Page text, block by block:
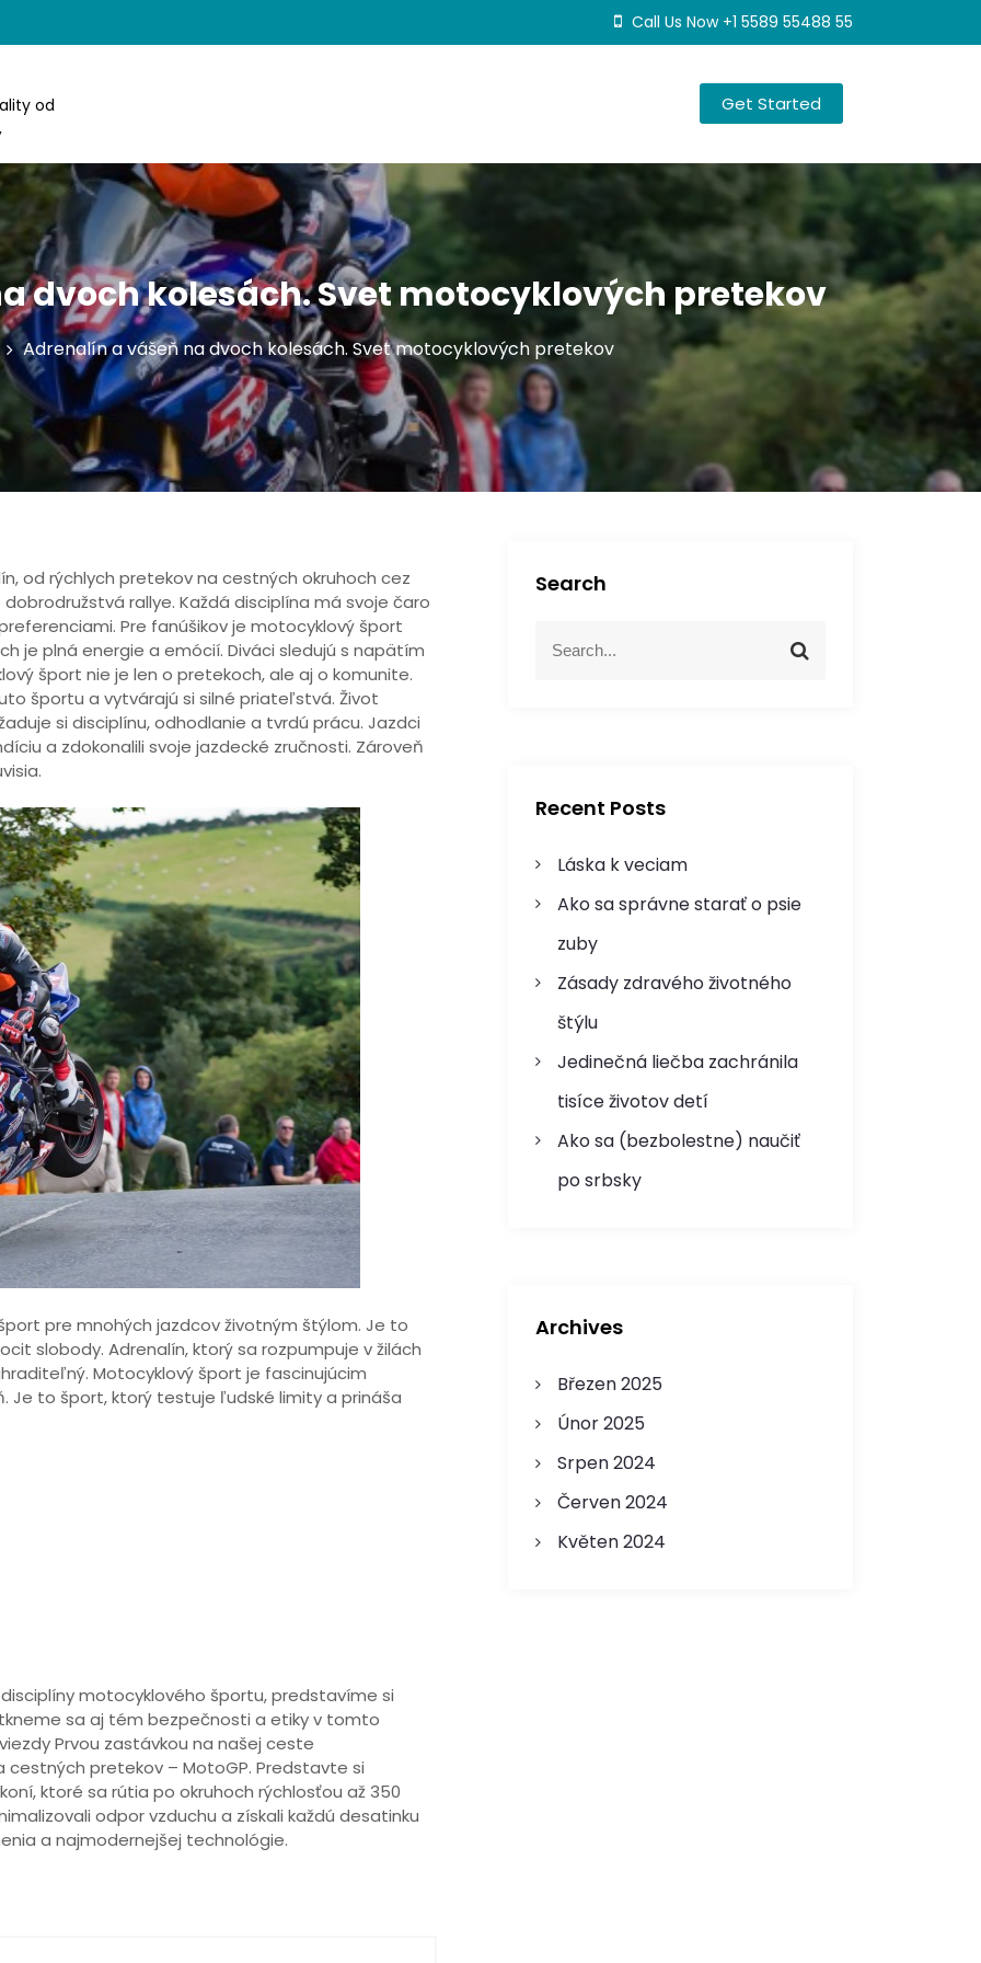
Call Us Now +1 5589 55488 55
od
Get Started
dvoch kolesách. Svet motocyklových pretekov
Adrenalín a vášeň na dvoch kolesách. Svet motocyklových pretekov
od rýchlych pretekov na cestných okruhoch cez
rallye. Každá disciplína má svoje čaro
Pre fanúšikov je motocyklový šport
je plná energie a emócií. Diváci sledujú s napätím
šport nie je len o pretekoch, ale aj o komunite.
športu a vytvárajú si silné priateľstvá. Život
si disciplínu, odhodlanie a tvrdú prácu. Jazdci
a zdokonalili svoje jazdecké zručnosti. Zároveň
pre mnohých jazdcov životným štýlom. Je to
slobody. Adrenalín, ktorý sa rozpumpuje v žilách
Motocyklový šport je fascinujúcim
Je to šport, ktorý testuje ľudské limity a prináša
motocyklového športu, predstavíme si
sa aj tém bezpečnosti a etiky v tomto
Prvou zastávkou na našej ceste
pretekov – MotoGP. Predstavte si
ktoré sa rútia po okruhoch rýchlosťou až 350
odpor vzduchu a získali každú desatinku
a najmodernejšej technológie.
Search
o
:
S
Recent Posts
Láska k veciam
Ako sa správne starať o psie
zuby
Zásady zdravého životného
štýlu
Jedinečná liečba zachránila
tisíce životov detí
Ako sa (bezbolestne) naučiť
po srbsky
Archives
Březen 2025
Únor 2025
Srpen 2024
Červen 2024
Květen 2024